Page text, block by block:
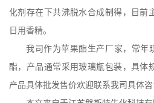
化剂存在下共沸脱水合成制得，目前
日用香精。
我司作为苹果酯生产厂家，常年
酯，产品通常采用玻璃瓶包装，具体
产品具体批发售价欢迎联系我司具体咨